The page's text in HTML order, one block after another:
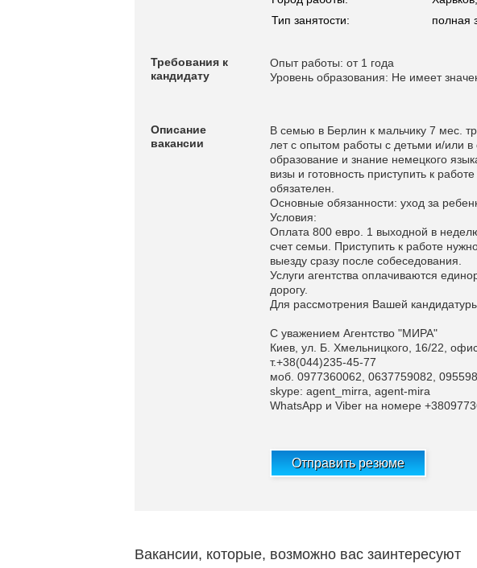
Тип занятости:
полная
Требования к
кандидату
Опыт работы: от 1 года
Уровень образования: Не имеет
Описание
вакансии
В семью в Берлин к мальчику 7 мес.
лет с опытом работы с детьми и/или
образование и знание немецкого
визы и готовность приступить к
обязателен.
Основные обязанности: уход за
Условия:
Оплата 800 евро. 1 выходной в
счет семьи. Приступить к работе
выезду сразу после собеседования.
Услуги агентства оплачиваются
дорогу.
Для рассмотрения Вашей
С уважением Агентство "МИРА"
Киев, ул. Б. Хмельницкого, 16/22, офис
т.+38(044)235-45-77
моб. 0977360062, 0637759082,
skype: agent_mirra, agent-mira
WhatsApp и Viber на номере
Отправить резюме
Вакансии, которые, возможно вас заинтересуют